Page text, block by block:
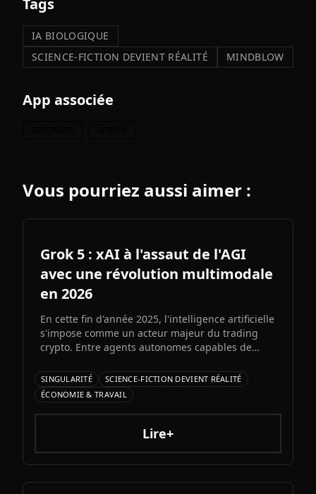
Tags
IA BIOLOGIQUE
SCIENCE-FICTION DEVIENT RÉALITÉ
MINDBLOW
App associée
Vous pourriez aussi aimer :
Grok 5 : xAI à l'assaut de l'AGI
avec une révolution multimodale
en 2026
En cette fin d'année 2025, l'intelligence artificielle
s'impose comme un acteur majeur du trading
crypto. Entre agents autonomes capables de
d'Elon Musk s'annonce comme l'un des paris les
plus audacieux de l'histoire de l'IA. Entre
architecture colossale, capacités multimodales
natives et ambitions AGI assumées, Grok 5
pourrait redessiner le paysage de l'intelligence
SINGULARITÉ
SCIENCE-FICTION DEVIENT RÉALITÉ
ÉCONOMIE & TRAVAIL
Lire+